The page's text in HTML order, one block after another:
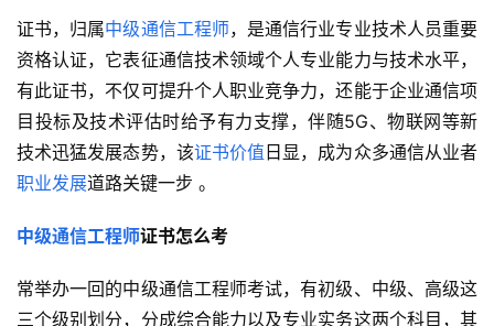
证书，归属中级通信工程师，是通信行业专业技术人员重要
资格认证，它表征通信技术领域个人专业能力与技术水平，
有此证书，不仅可提升个人职业竞争力，还能于企业通信项
目投标及技术评估时给予有力支撑，伴随5G、物联网等新
技术迅猛发展态势，该证书价值 日显，成为众多通信从业者
职业发展道路关键一步 。
中级通信工程师证书怎么考
常举办一回的中级通信工程师考试，有初级、中级、高级这
三个级别划分，分成综合能力以及专业实务这两个科目，其